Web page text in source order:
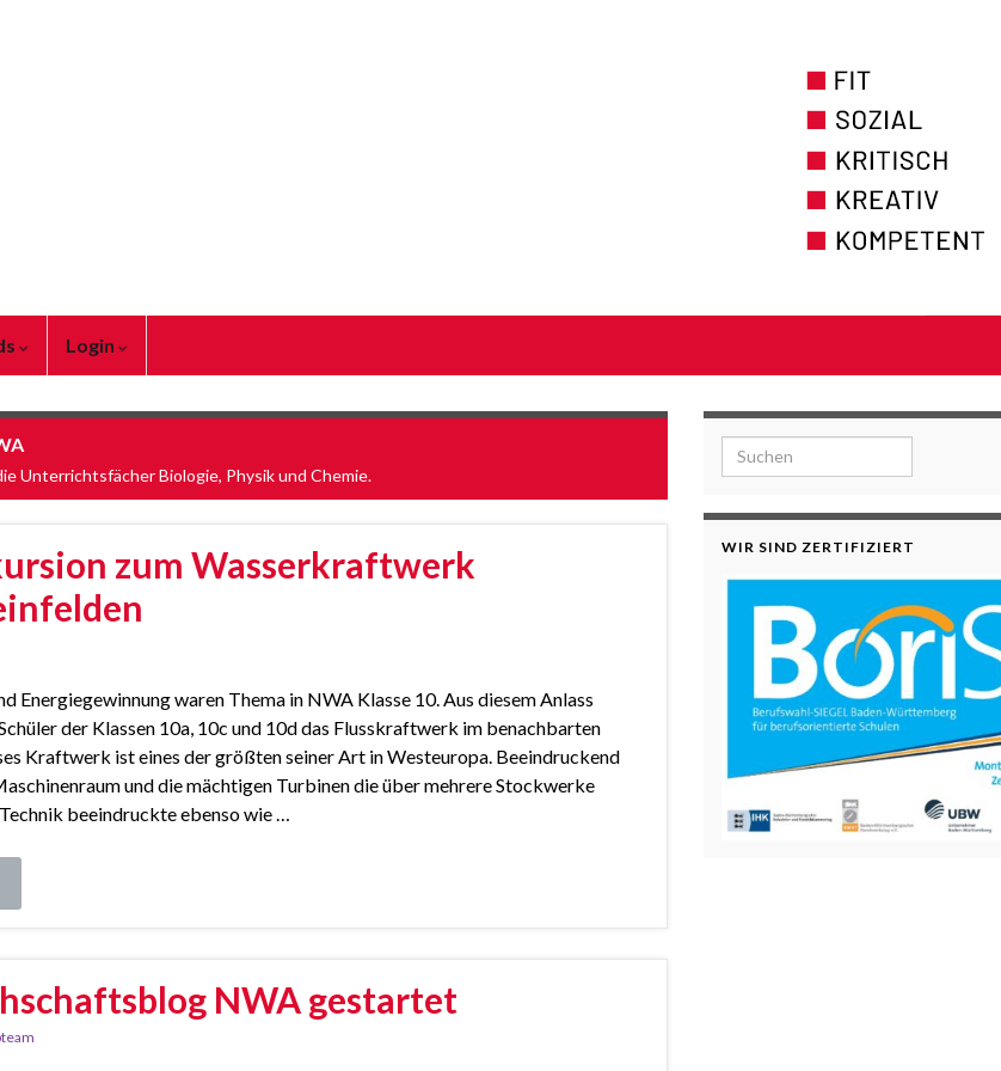
Login
Unterrichtsfächer Biologie, Physik und Chemie.
zum Wasserkraftwerk
Energiegewinnung waren Thema in NWA Klasse 10. Aus diesem Anlass
der Klassen 10a, 10c und 10d das Flusskraftwerk im benachbarten
Kraftwerk ist eines der größten seiner Art in Westeuropa. Beeindruckend
und die mächtigen Turbinen die über mehrere Stockwerke
beeindruckte ebenso wie …
NWA gestartet
Search for:
WIR SIND ZERTIFIZIERT